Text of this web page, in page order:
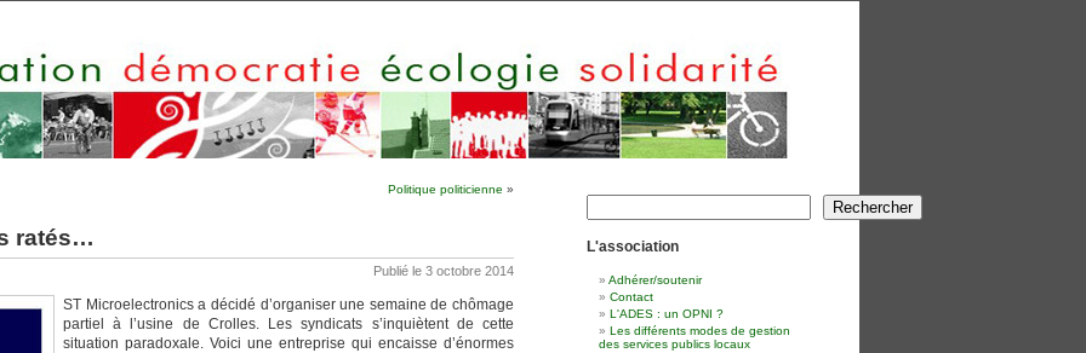
Politique politicienne »
ratés…
Publié le 3 octobre 2014
ST Microelectronics a décidé d’organiser une semaine de chômage
partiel à l’usine de Crolles. Les syndicats s’inquiètent de cette
situation paradoxale. Voici une entreprise qui encaisse d’énormes
Rechercher Rechercher
L'association
Adhérer/soutenir
Contact
L'ADES : un OPNI ?
Les différents modes de gestion
des services publics locaux